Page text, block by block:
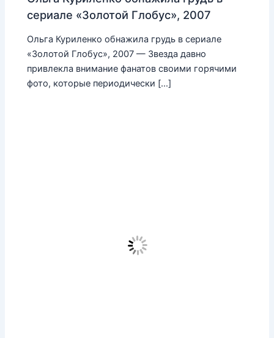
сериале «Золотой Глобус», 2007
Ольга Куриленко обнажила грудь в сериале
«Золотой Глобус», 2007 — Звезда давно
привлекла внимание фанатов своими горячими
фото, которые периодически […]